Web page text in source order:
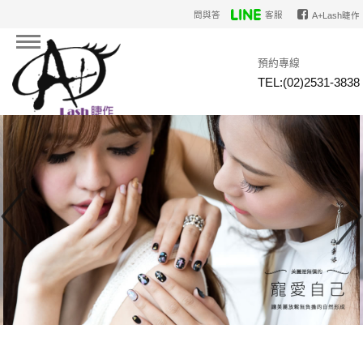
問與答 客服 A+Lash睫作
預約專線
TEL:(02)2531-3838